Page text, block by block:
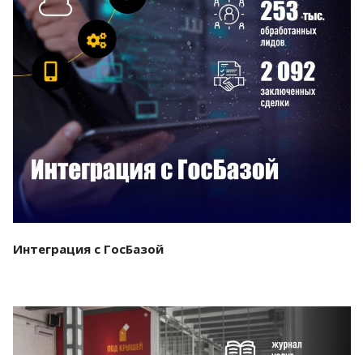
Смотреть проект
Интеграция с ГосБазой